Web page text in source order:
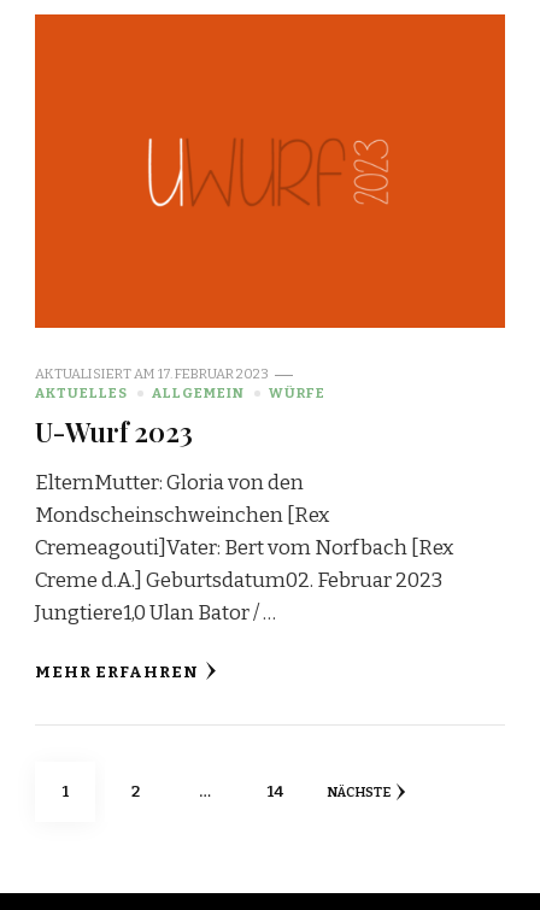
AKTUALISIERT AM 17. FEBRUAR 2023
AKTUELLES
ALLGEMEIN WÜRFE
U-Wurf 2023
ElternMutter: Gloria von den
Mondscheinschweinchen [Rex
Cremeagouti]Vater: Bert vom Norfbach [Rex
Creme d.A.] Geburtsdatum02. Februar 2023
Jungtiere1,0 Ulan Bator / …
MEHR ERFAHREN
Beitragsnavigation
SEITE
1 SEITE
2 … SEITE
14 NÄCHSTE